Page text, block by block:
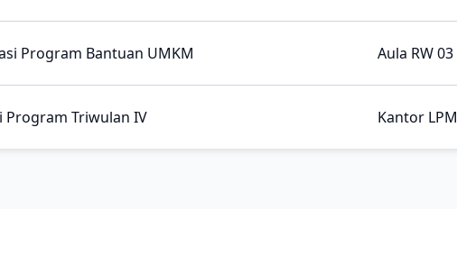
Program Bantuan UMKM Aula RW 03
Program Triwulan IV Kantor LPM